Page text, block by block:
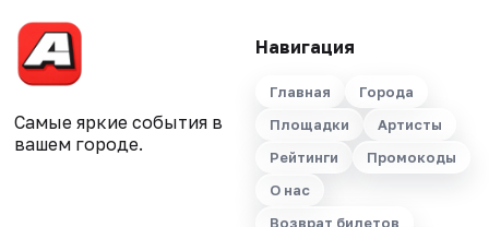
Самые яркие события в
вашем городе.
Навигация
Главная
Города
Площадки
Артисты
Рейтинги
Промокоды
О нас
Возврат билетов